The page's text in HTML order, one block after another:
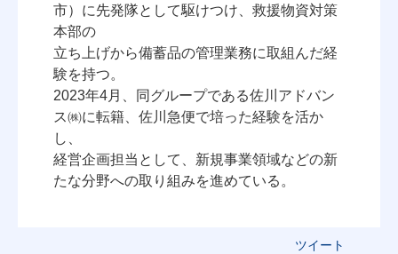
市）に先発隊として駆けつけ、救援物資対策
本部の
立ち上げから備蓄品の管理業務に取組んだ経
験を持つ。
2023年4月、同グループである佐川アドバン
ス㈱に転籍、佐川急便で培った経験を活か
し、
経営企画担当として、新規事業領域などの新
たな分野への取り組みを進めている。
ツイート